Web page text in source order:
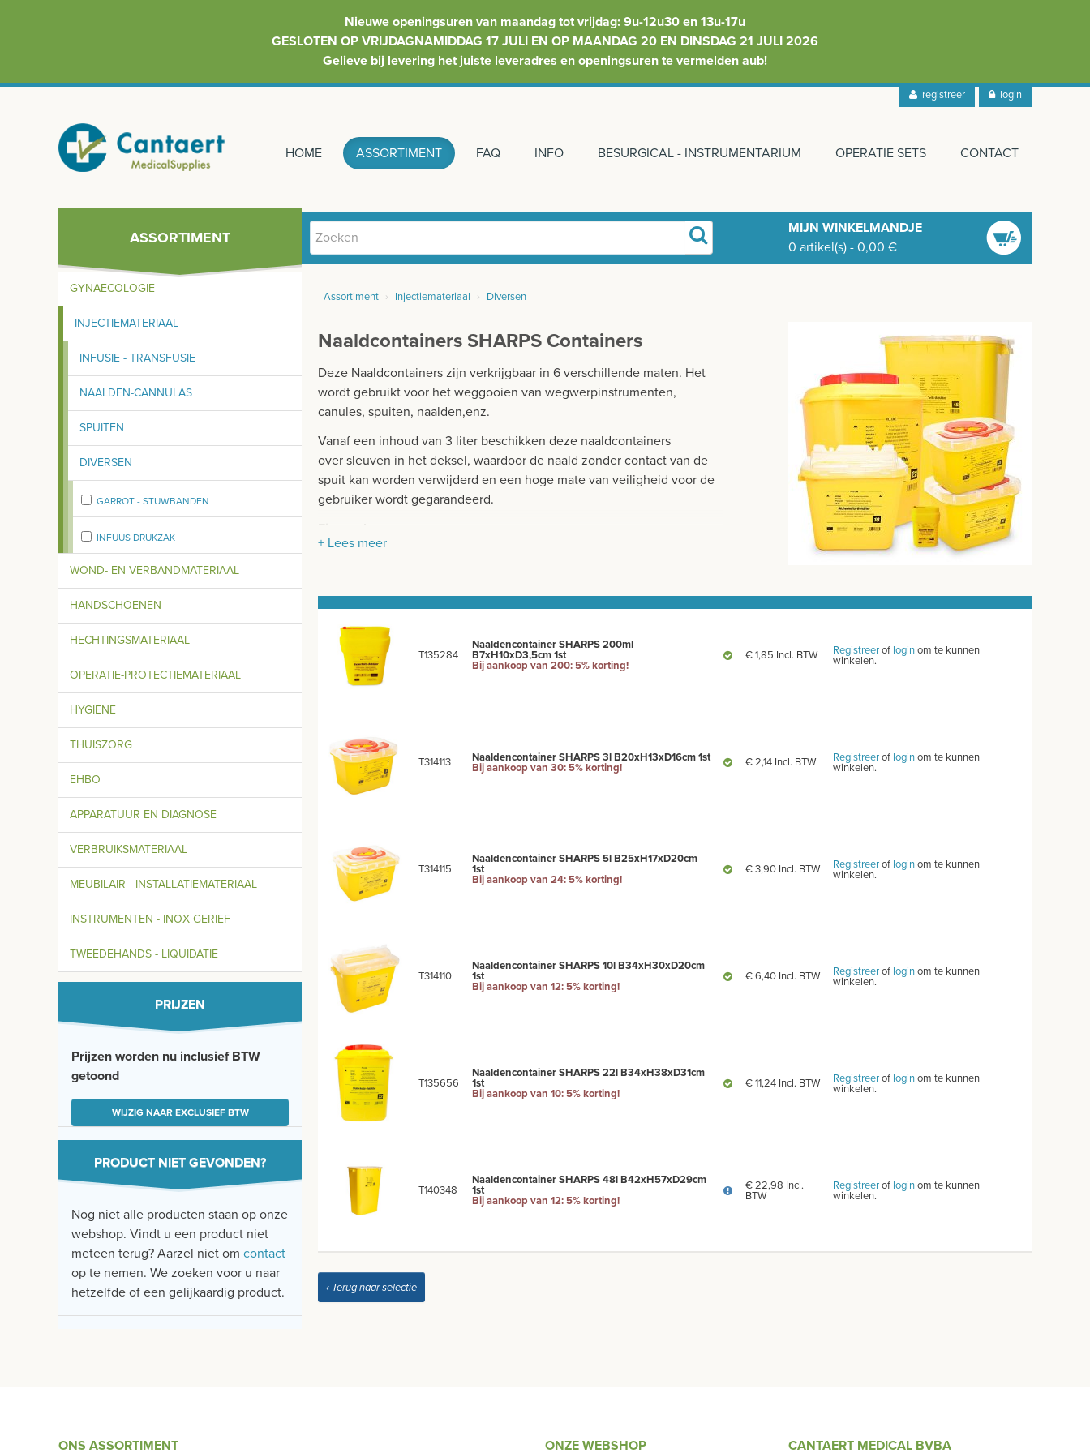
Nieuwe openingsuren van maandag tot vrijdag: 9u-12u30 en 13u-17u
GESLOTEN OP VRIJDAGNAMIDDAG 17 JULI EN OP MAANDAG 20 EN DINSDAG 21 JULI 2026
Gelieve bij levering het juiste leveradres en openingsuren te vermelden aub!
registreer login
HOME ASSORTIMENT FAQ INFO BESURGICAL - INSTRUMENTARIUM OPERATIE SETS CONTACT
ASSORTIMENT
MIJN WINKELMANDJE
0 artikel(s) - 0,00 €
GYNAECOLOGIE
INJECTIEMATERIAAL
INFUSIE - TRANSFUSIE
NAALDEN-CANNULAS
SPUITEN
DIVERSEN
GARROT - STUWBANDEN
INFUUS DRUKZAK
WOND- EN VERBANDMATERIAAL
HANDSCHOENEN
HECHTINGSMATERIAAL
OPERATIE-PROTECTIEMATERIAAL
HYGIENE
THUISZORG
EHBO
APPARATUUR EN DIAGNOSE
VERBRUIKSMATERIAAL
MEUBILAIR - INSTALLATIEMATERIAAL
INSTRUMENTEN - INOX GERIEF
TWEEDEHANDS - LIQUIDATIE
PRIJZEN
Prijzen worden nu inclusief BTW
getoond
WIJZIG NAAR EXCLUSIEF BTW
PRODUCT NIET GEVONDEN?
Nog niet alle producten staan op onze
webshop. Vindt u een product niet
meteen terug? Aarzel niet om contact
op te nemen. We zoeken voor u naar
hetzelfde of een gelijkaardig product.
Assortiment › Injectiemateriaal › Diversen
Naaldcontainers SHARPS Containers
Deze Naaldcontainers zijn verkrijgbaar in 6 verschillende maten. Het
wordt gebruikt voor het weggooien van wegwerpinstrumenten,
canules, spuiten, naalden,enz.
Vanaf een inhoud van 3 liter beschikken deze naaldcontainers
over sleuven in het deksel, waardoor de naald zonder contact van de
spuit kan worden verwijderd en een hoge mate van veiligheid voor de
gebruiker wordt gegarandeerd.
zoals canules, spuiten en scalpelmesjes
Met schrapersleuven in het deksel voor eenvoudige ontkoppeling
van naalden
Onbreekbaar en stabiel
+ Lees meer
T135284
Naaldencontainer SHARPS 200ml
B7xH10xD3,5cm 1st
Bij aankoop van 200: 5% korting!
€ 1,85 Incl. BTW Registreerof loginom te kunnen
winkelen.
T314113
Naaldencontainer SHARPS 3l B20xH13xD16cm 1st
Bij aankoop van 30: 5% korting!
€ 2,14 Incl. BTW Registreerof loginom te kunnen
winkelen.
T314115
Naaldencontainer SHARPS 5l B25xH17xD20cm
1st
Bij aankoop van 24: 5% korting!
€ 3,90 Incl. BTW Registreerof loginom te kunnen
winkelen.
T314110
Naaldencontainer SHARPS 10l B34xH30xD20cm
1st
Bij aankoop van 12: 5% korting!
€ 6,40 Incl. BTW Registreerof loginom te kunnen
winkelen.
T135656
Naaldencontainer SHARPS 22l B34xH38xD31cm
1st
Bij aankoop van 10: 5% korting!
€ 11,24 Incl. BTW Registreerof loginom te kunnen
winkelen.
T140348
Naaldencontainer SHARPS 48l B42xH57xD29cm
1st
Bij aankoop van 12: 5% korting!
€ 22,98 Incl.
BTW
Registreerof loginom te kunnen
winkelen.
‹ Terug naar selectie
ONS ASSORTIMENT ONZE WEBSHOP CANTAERT MEDICAL BVBA